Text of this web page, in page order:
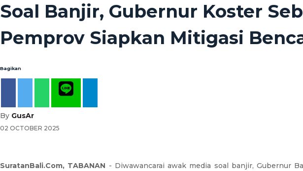
Soal Banjir, Gubernur Koster
Pemprov Siapkan Mitigasi
Bagikan
By GusAr
02 OCTOBER 2025
SuratanBali.Com, TABANAN - Diwawancarai awak media soal banjir, Gubernur